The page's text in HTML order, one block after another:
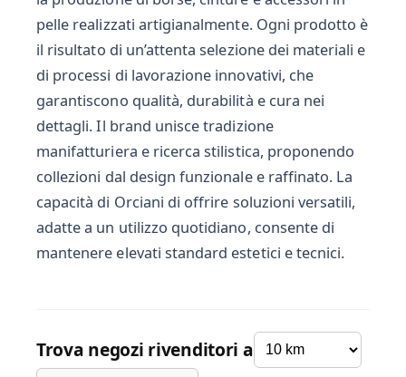
pelle realizzati artigianalmente. Ogni prodotto è
il risultato di un’attenta selezione dei materiali e
di processi di lavorazione innovativi, che
garantiscono qualità, durabilità e cura nei
dettagli. Il brand unisce tradizione
manifatturiera e ricerca stilistica, proponendo
collezioni dal design funzionale e raffinato. La
capacità di Orciani di offrire soluzioni versatili,
adatte a un utilizzo quotidiano, consente di
mantenere elevati standard estetici e tecnici.
Trova negozi rivenditori a